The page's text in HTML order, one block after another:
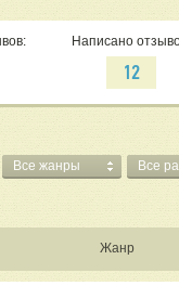
Написано
12
Все жанры Все
Жанр